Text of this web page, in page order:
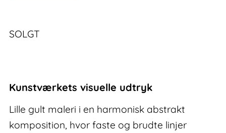
SOLGT
Kunstværkets visuelle udtryk
Lille gult maleri i en harmonisk abstrakt
komposition, hvor faste og brudte linjer